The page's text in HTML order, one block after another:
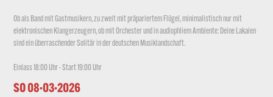
Ob als Band mit Gastmusikern, zu zweit mit präpariertem Flügel, minimalistisch nur mit
elektronischen Klangerzeugern, ob mit Orchester und in audiophliem Ambiente: Deine Lakaien
sind ein überraschender Solitär in der deutschen Musiklandschaft.
Einlass 18:00 Uhr · Start 19:00 Uhr
SO 08·03·2026